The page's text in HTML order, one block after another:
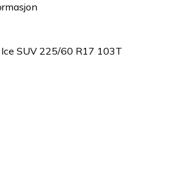
SUV 225/60 R17 103T